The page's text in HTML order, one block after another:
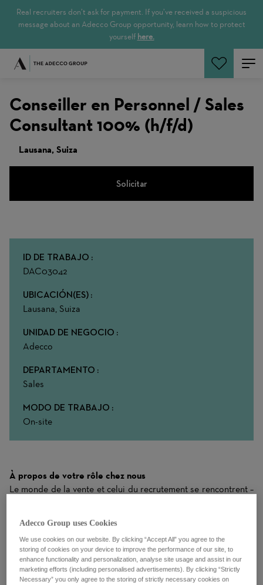
Real recruiters don’t ask for payment. If you’ve received a suspicious
message about an Adecco Group opportunity, learn how to protect
yourself here.
Buscar empleos
Conseiller en Personnel / Sales
Consultant 100% (h/f/d)
Lausana, Suiza
Solicitar
ID DE TRABAJO
DAC03042
UBICACIÓN(ES)
Lausana, Suiza
UNIDAD DE NEGOCIO
Adecco
DEPARTAMENTO
Sales
MODO DE TRABAJO
On-site
À propos de votre rôle chez nous
Le monde de la vente et celui du recrutement se rencontrent –
Vous avez une fibre commerciale, un sens aigu des relations
humaines et souhaitez avoir un réel impact dans le domaine
du recrutement ? Alors nous vous recherchons comme Sales
Consultant pour notre équipe à Lausanne.
Adecco Group uses Cookies
We use cookies on our website. By clicking “Accept All” you agree to the
storing of cookies on your device to improve the performance of our site, to
enhance functionality and personalization, analyse site usage and assist in our
marketing efforts (including personalised advertisements). By clicking “Strictly
Necessary” you only agree to the storing of strictly necessary cookies on